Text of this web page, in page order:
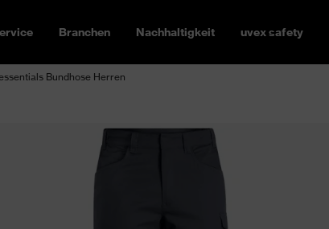
Branchen Nachhaltigkeit uvex safety
Bundhose Herren